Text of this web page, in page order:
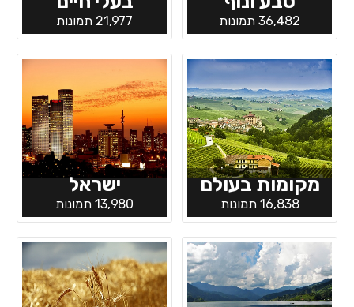
36,482 תמונות 21,977 תמונות
מקומות בעולם
16,838 תמונות
ישראל
13,980 תמונות